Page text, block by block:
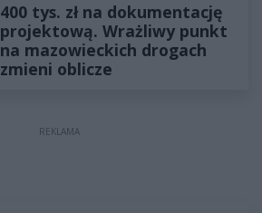
400 tys. zł na dokumentację
projektową. Wrażliwy punkt
na mazowieckich drogach
zmieni oblicze
REKLAMA